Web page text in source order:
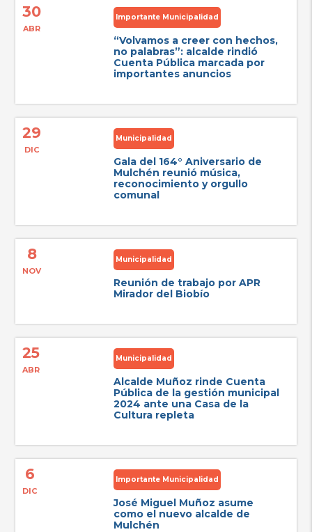
30
ABR
Importante Municipalidad
“Volvamos a creer con hechos,
no palabras”: alcalde rindió
Cuenta Pública marcada por
importantes anuncios
29
DIC
Municipalidad
Gala del 164° Aniversario de
Mulchén reunió música,
reconocimiento y orgullo
comunal
8
NOV
Municipalidad
Reunión de trabajo por APR
Mirador del Biobío
25
ABR
Municipalidad
Alcalde Muñoz rinde Cuenta
Pública de la gestión municipal
2024 ante una Casa de la
Cultura repleta
6
DIC
Importante Municipalidad
José Miguel Muñoz asume
como el nuevo alcalde de
Mulchén